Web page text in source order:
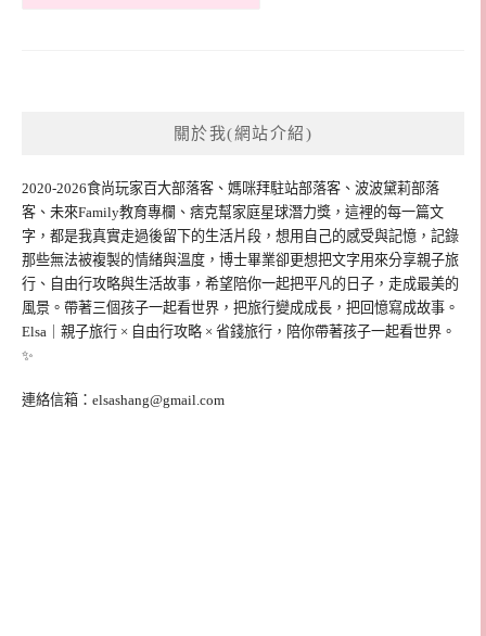
關於我(網站介紹)
2020-2026食尚玩家百大部落客、媽咪拜駐站部落客、波波黛莉部落
客、未來Family教育專欄、痞克幫家庭星球潛力獎，這裡的每一篇文
字，都是我真實走過後留下的生活片段，想用自己的感受與記憶，記錄
那些無法被複製的情緒與溫度，博士畢業卻更想把文字用來分享親子旅
行、自由行攻略與生活故事，希望陪你一起把平凡的日子，走成最美的
風景。帶著三個孩子一起看世界，把旅行變成成長，把回憶寫成故事。
Elsa｜親子旅行 × 自由行攻略 × 省錢旅行，陪你帶著孩子一起看世界。
✨
連絡信箱： elsashang@gmail.com